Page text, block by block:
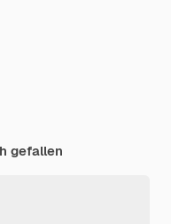
gefallen